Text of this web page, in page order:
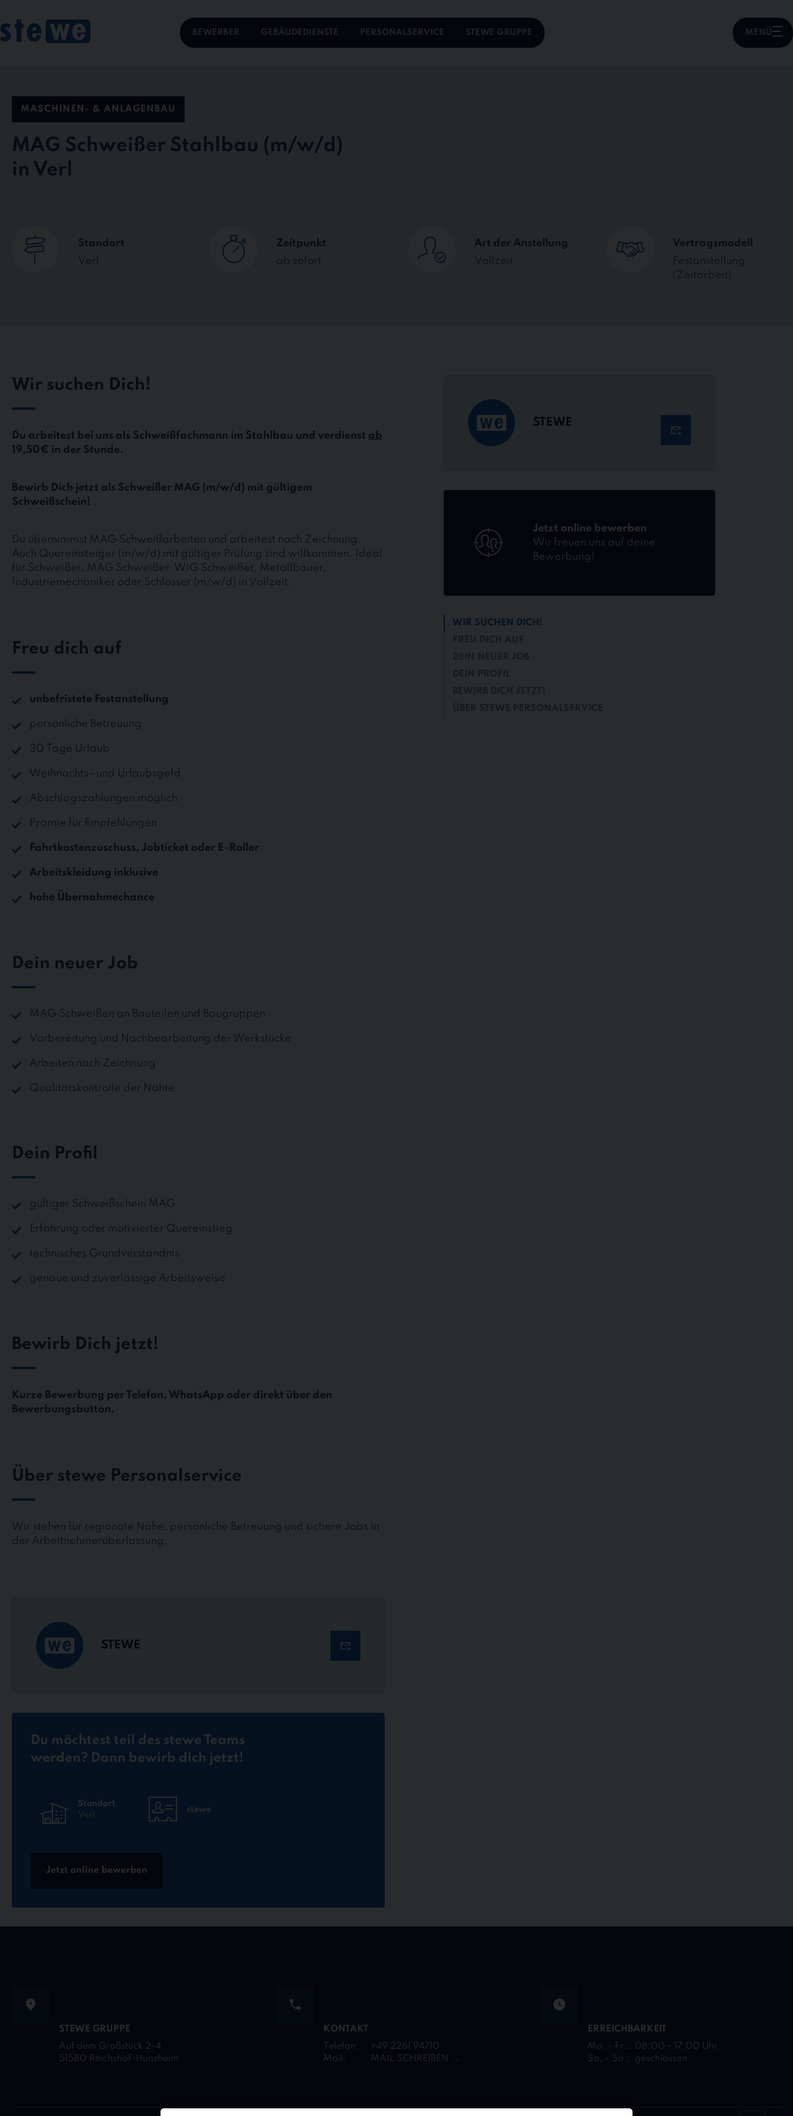
BEWERBER GEBÄUDEDIENSTE PERSONALSERVICE STEWE GRUPPE MENÜ
content
MASCHINEN- & ANLAGENBAU
MAG Schweißer Stahlbau
in Verl
Standort
Verl
Zeitpunkt
ab sofort
Art der Anstellung
Vollzeit
Vertragsmodell
Festanstellung
(Zeitarbeit)
Wir suchen Dich!
Du arbeitest bei uns als Schweißfachmann im Stahlbau und verdienst ab
19,50€ in der Stunde.
Bewirb Dich jetzt als Schweißer MAG (m/w/d) mit gültigem
Schweißschein!
Du übernimmst MAG‑Schweißarbeiten und arbeitest nach Zeichnung.
Auch Quereinsteiger (m/w/d) mit gültiger Prüfung sind willkommen. Ideal
für Schweißer, MAG Schweißer, WIG Schweißer, Metallbauer,
Industriemechaniker oder Schlosser (m/w/d) in Vollzeit.
Freu dich auf
unbefristete Festanstellung
persönliche Betreuung
30 Tage Urlaub
Weihnachts- und Urlaubsgeld
Abschlagszahlungen möglich
Prämie für Empfehlungen
Fahrtkostenzuschuss, Jobticket oder E-Roller
Arbeitskleidung inklusive
hohe Übernahmechance
Dein neuer Job
MAG‑Schweißen an Bauteilen und Baugruppen
Vorbereitung und Nachbearbeitung der Werkstücke
Arbeiten nach Zeichnung
Qualitätskontrolle der Nähte
Dein Profil
gültiger Schweißschein MAG
Erfahrung oder motivierter Quereinstieg
technisches Grundverständnis
genaue und zuverlässige Arbeitsweise
Bewirb Dich jetzt!
Kurze Bewerbung per Telefon, WhatsApp oder direkt über den
Bewerbungsbutton.
Über stewe Personalservice
Wir stehen für regionale Nähe, persönliche Betreuung und sichere Jobs in
der Arbeitnehmerüberlassung.
STEWE
Du möchtest teil des stewe Teams
werden? Dann bewirb dich jetzt!
Standort
Verl
stewe
Jetzt online bewerben
STEWE
Jetzt online bewerben
Wir freuen uns auf deine
Bewerbung!
WIR SUCHEN DICH!
STEWE GRUPPE
Auf dem Großstück 2-4
51580 Reichshof-Hunsheim
KONTAKT
Telefon:
+49 2261 94710
Mail:
MAIL SCHREIBEN
ERREICHBARKEIT
Mo. - Fr.:
08:00 - 17:00 Uhr
Sa. - So.:
geschlossen